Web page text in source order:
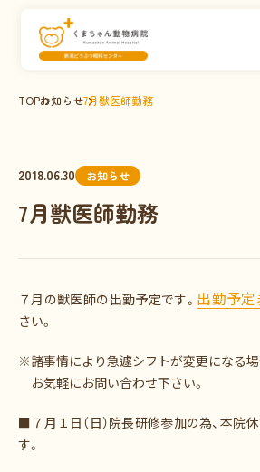
TOPお知らせ7月獣医師勤務
2018.06.30 お知らせ
7月獣医師勤務
７月の獣医師の出勤予定です。 出勤予
さい。
※諸事情により急遽シフトが変更になる場
お気軽にお問い合わせ下さい。
■７月１日（日）院長研修参加の為、本院
す。